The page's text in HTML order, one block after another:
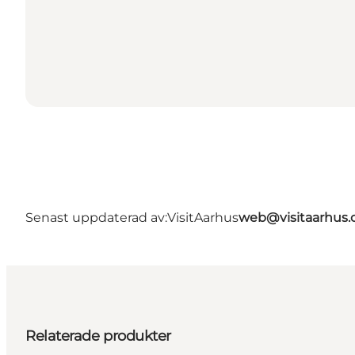
Senast uppdaterad av:VisitAarhus
Relaterade produkter